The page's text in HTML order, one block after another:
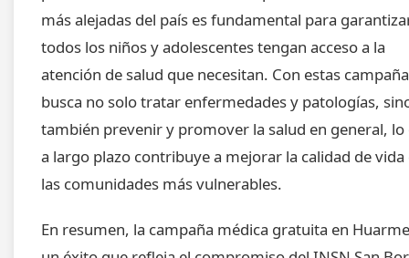
más alejadas del país es fundamental para
todos los niños y adolescentes tengan acceso a la
atención de salud que necesitan. Con estas
busca no solo tratar enfermedades y patologías,
también prevenir y promover la salud en general, lo
a largo plazo contribuye a mejorar la calidad de vida
las comunidades más vulnerables.
En resumen, la campaña médica gratuita en